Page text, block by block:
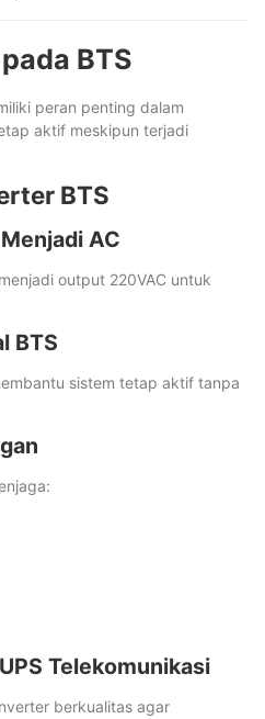
BTS
peran penting dalam
aktif meskipun terjadi
BTS
AC
output 220VAC untuk
BTS
sistem tetap aktif tanpa
Telekomunikasi
berkualitas agar